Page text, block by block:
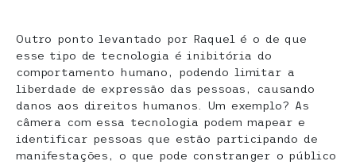
Outro ponto levantado por Raquel é o de que
esse tipo de tecnologia é inibitória do
comportamento humano, podendo limitar a
liberdade de expressão das pessoas, causando
danos aos direitos humanos. Um exemplo? As
câmera com essa tecnologia podem mapear e
identificar pessoas que estão participando de
manifestações, o que pode constranger o público